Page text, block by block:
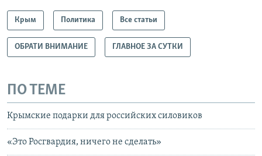
Крым Политика Все статьи
ОБРАТИ ВНИМАНИЕ ГЛАВНОЕ ЗА СУТКИ
ПО ТЕМЕ
Крымские подарки для российских силовиков
«Это Росгвардия, ничего не сделать»